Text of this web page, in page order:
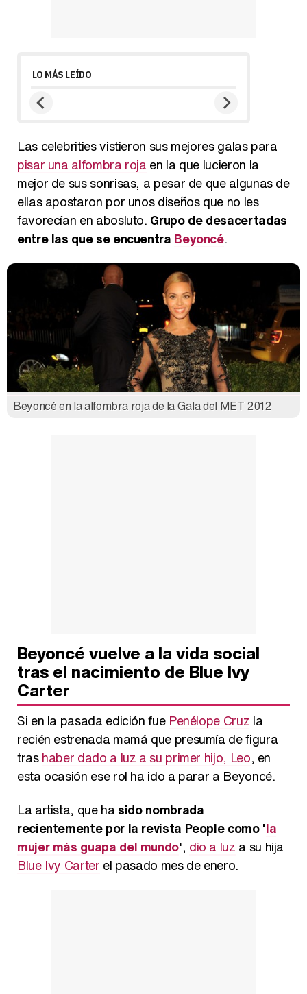
LO MÁS LEÍDO
Las celebrities vistieron sus mejores galas para
pisar una alfombra roja en la que lucieron la
mejor de sus sonrisas, a pesar de que algunas de
ellas apostaron por unos diseños que no les
favorecían en abosluto. Grupo de desacertadas
entre las que se encuentra Beyoncé.
Beyoncé en la alfombra roja de la Gala del MET 2012
Beyoncé vuelve a la vida social
tras el nacimiento de Blue Ivy
Carter
Si en la pasada edición fue Penélope Cruz la
recién estrenada mamá que presumía de figura
trashaber dado a luz a su primer hijo, Leo, en
esta ocasión ese rol ha ido a parar a Beyoncé.
La artista, que ha sido nombrada
recientemente por la revista People como 'la
mujer más guapa del mundo', dio a luz a su hija
Blue Ivy Carter el pasado mes de enero.